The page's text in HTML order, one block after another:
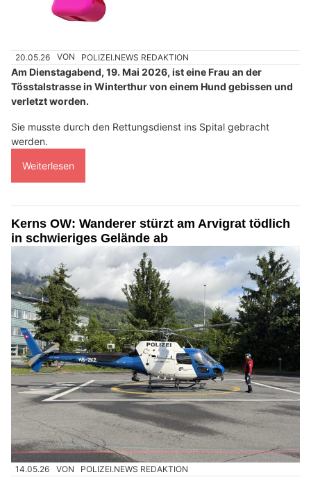
20.05.26 VON POLIZEI.NEWS REDAKTION
Am Dienstagabend, 19. Mai 2026, ist eine Frau an der
Tösstalstrasse in Winterthur von einem Hund gebissen und
verletzt worden.
Sie musste durch den Rettungsdienst ins Spital gebracht
werden.
Weiterlesen
Kerns OW: Wanderer stürzt am Arvigrat tödlich
in schwieriges Gelände ab
14.05.26 VON POLIZEI.NEWS REDAKTION